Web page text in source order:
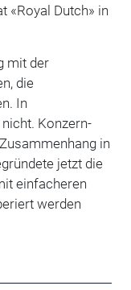
«Royal Dutch» in
mit der
die
In
Konzern-
in
jetzt die
einfacheren
werden